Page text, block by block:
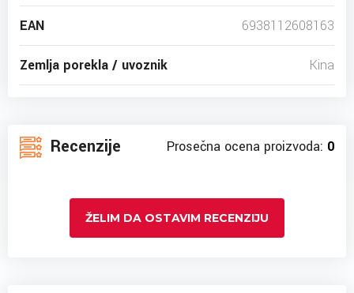
EAN 6938112608163
Zemlja porekla / uvoznik Kina
Recenzije Prosečna ocena proizvoda: 0
ŽELIM DA OSTAVIM RECENZIJU